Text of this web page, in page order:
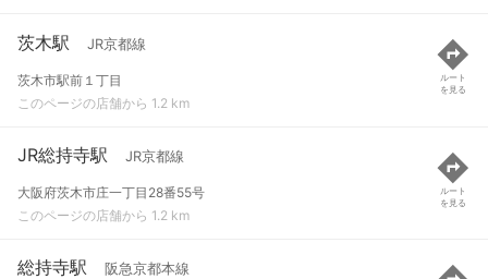
茨木駅 JR京都線
茨木市駅前１丁目
このページの店舗から 1.2 km
ルート
を見る
JR総持寺駅 JR京都線
大阪府茨木市庄一丁目28番55号
このページの店舗から 1.2 km
ルート
を見る
総持寺駅 阪急京都本線